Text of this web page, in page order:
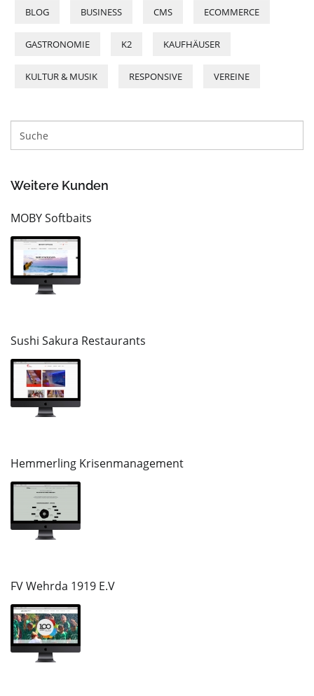
BLOG BUSINESS CMS ECOMMERCE
GASTRONOMIE K2 KAUFHÄUSER
KULTUR & MUSIK RESPONSIVE VEREINE
Weitere Kunden
MOBY Softbaits
Sushi Sakura Restaurants
Hemmerling Krisenmanagement
FV Wehrda 1919 E.V